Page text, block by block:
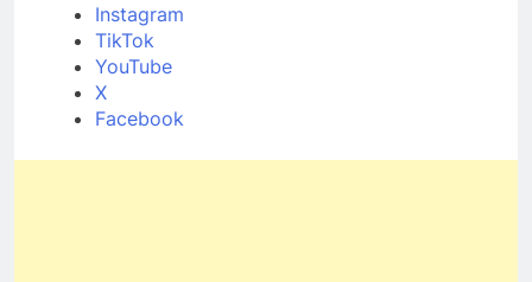
Instagram
TikTok
YouTube
X
Facebook